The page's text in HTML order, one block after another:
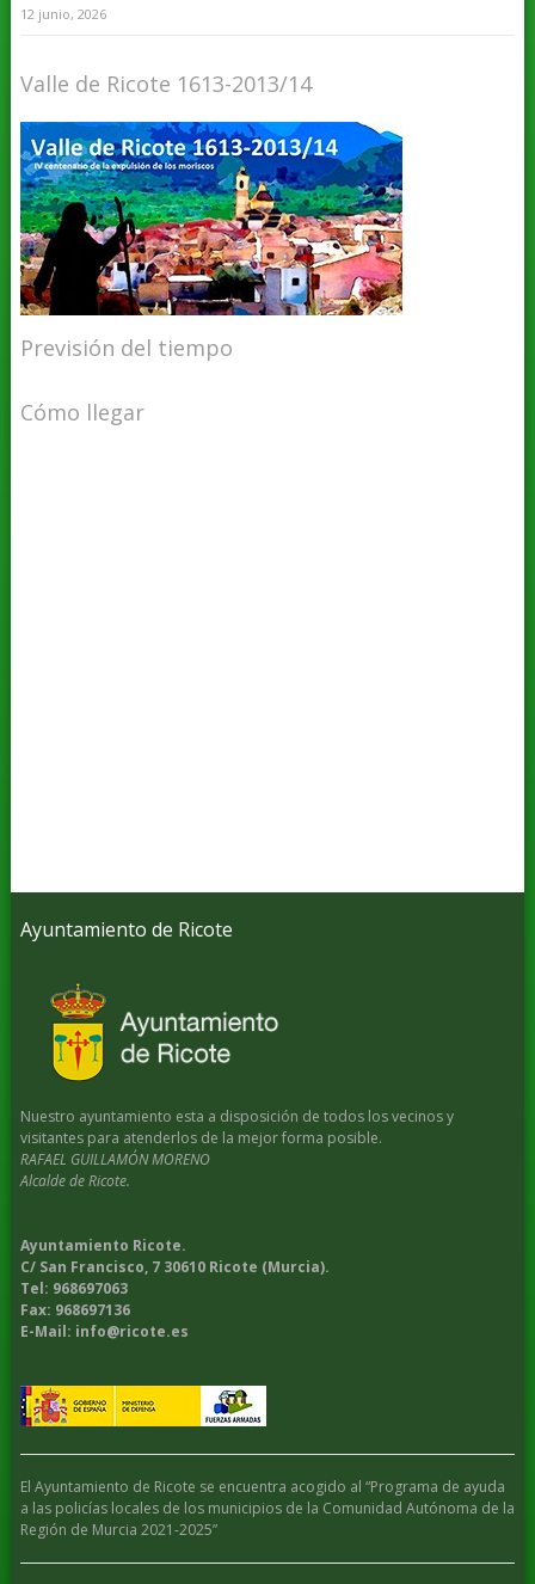
12 junio, 2026
Valle de Ricote 1613-2013/14
Previsión del tiempo
Cómo llegar
Ayuntamiento de Ricote
Nuestro ayuntamiento esta a disposición de todos los vecinos y
visitantes para atenderlos de la mejor forma posible.
RAFAEL GUILLAMÓN MORENO
Alcalde de Ricote.
Ayuntamiento Ricote.
C/ San Francisco, 7 30610 Ricote (Murcia).
Tel: 968697063
Fax: 968697136
E-Mail: info@ricote.es
El Ayuntamiento de Ricote se encuentra acogido al “Programa de ayuda
a las policías locales de los municipios de la Comunidad Autónoma de la
Región de Murcia 2021-2025”